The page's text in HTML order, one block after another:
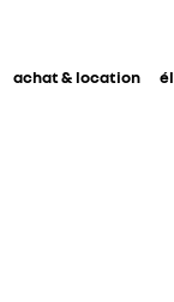
achat & location